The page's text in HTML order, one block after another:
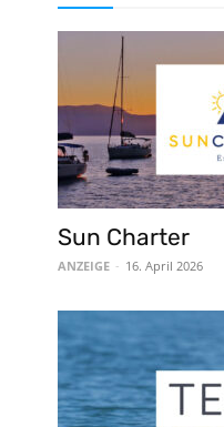
Sun Charter
ANZEIGE - 16. April 2026